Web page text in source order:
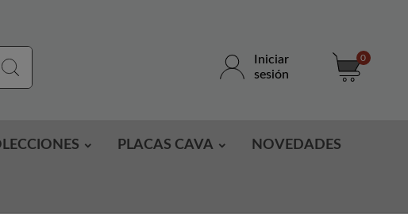
Iniciar
sesión
0
PLACAS CAVA NOVEDADES